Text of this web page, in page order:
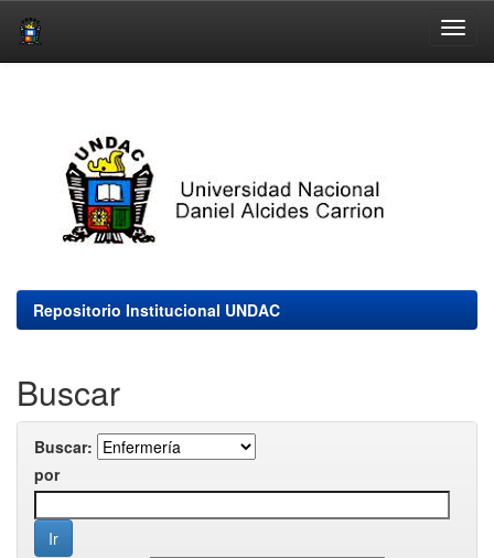
Repositorio Institucional UNDAC
Buscar
Buscar:
por